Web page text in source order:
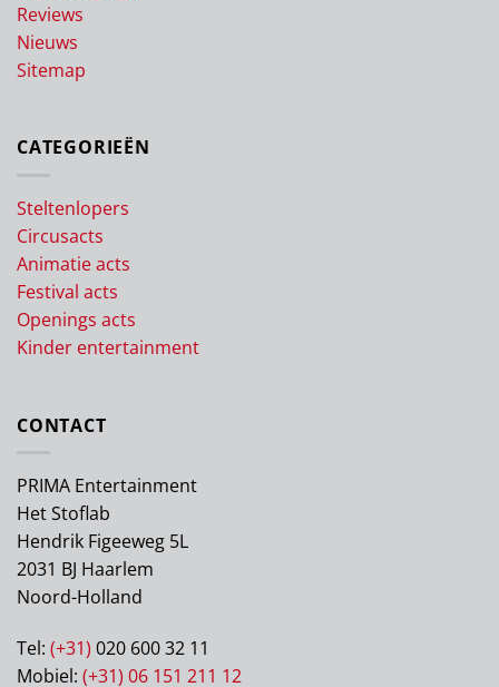
Reviews
Nieuws
Sitemap
CATEGORIEËN
Steltenlopers
Circusacts
Animatie acts
Festival acts
Openings acts
Kinder entertainment
CONTACT
PRIMA Entertainment
Het Stoflab
Hendrik Figeeweg 5L
2031 BJ Haarlem
Noord-Holland
Tel: (+31) 020 600 32 11
Mobiel: (+31) 06 151 211 12